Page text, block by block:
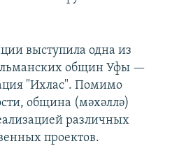
выступила одна из
общин Уфы —
"Ихлас". Помимо
община (мәхәллә)
различных
проектов.